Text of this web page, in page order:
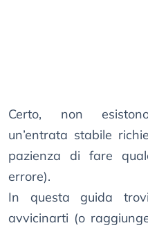
Certo, non
un’entrata stabile
pazienza di fare
errore).
In questa guida
avvicinarti (o